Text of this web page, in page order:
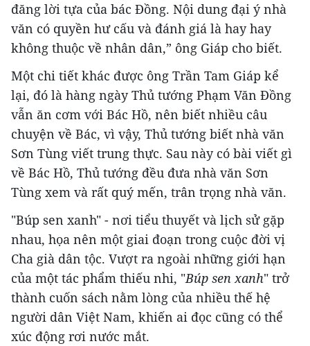
đăng lời tựa của bác Đồng. Nội dung đại ý nhà
văn có quyền hư cấu và đánh giá là hay hay
không thuộc về nhân dân,” ông Giáp cho biết.
Một chi tiết khác được ông Trần Tam Giáp kể
lại, đó là hàng ngày Thủ tướng Phạm Văn Đồng
vẫn ăn cơm với Bác Hồ, nên biết nhiều câu
chuyện về Bác, vì vậy, Thủ tướng biết nhà văn
Sơn Tùng viết trung thực. Sau này có bài viết gì
về Bác Hồ, Thủ tướng đều đưa nhà văn Sơn
Tùng xem và rất quý mến, trân trọng nhà văn.
"Búp sen xanh" - nơi tiểu thuyết và lịch sử gặp
nhau, họa nên một giai đoạn trong cuộc đời vị
Cha già dân tộc. Vượt ra ngoài những giới hạn
của một tác phẩm thiếu nhi, "Búp sen xanh" trở
thành cuốn sách nằm lòng của nhiều thế hệ
người dân Việt Nam, khiến ai đọc cũng có thể
xúc động rơi nước mắt.